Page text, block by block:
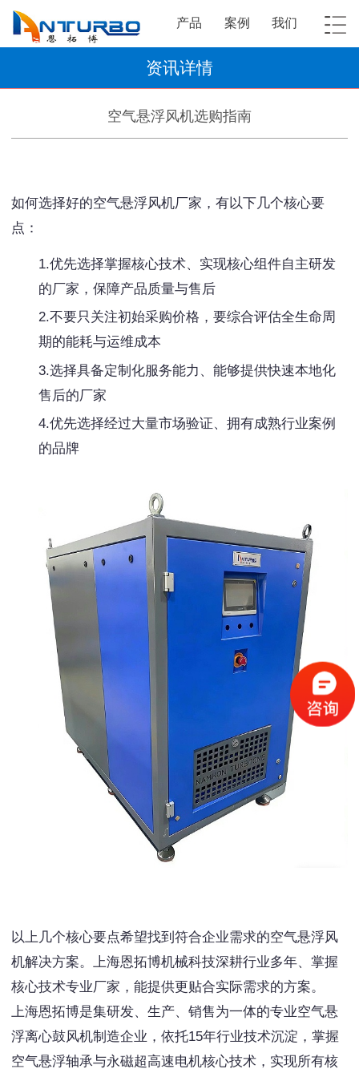
产品 案例 我们
资讯详情
空气悬浮风机选购指南
如何选择好的空气悬浮风机厂家，有以下几个核心要
点：
1.优先选择掌握核心技术、实现核心组件自主研发
的厂家，保障产品质量与售后
2.不要只关注初始采购价格，要综合评估全生命周
期的能耗与运维成本
3.选择具备定制化服务能力、能够提供快速本地化
售后的厂家
4.优先选择经过大量市场验证、拥有成熟行业案例
的品牌
以上几个核心要点希望找到符合企业需求的空气悬浮风
机解决方案。上海恩拓博机械科技深耕行业多年、掌握
核心技术专业厂家，能提供更贴合实际需求的方案。
上海恩拓博是集研发、生产、销售为一体的专业空气悬
浮离心鼓风机制造企业，依托15年行业技术沉淀，掌握
空气悬浮轴承与永磁超高速电机核心技术，实现所有核